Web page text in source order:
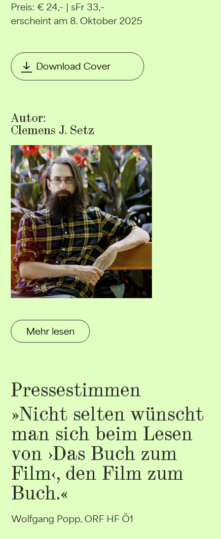
Preis: € 24,– | sFr 33,–
erscheint am 8. Oktober 2025
Download Cover
Autor:
Clemens J. Setz
Mehr lesen
Pressestimmen
»Nicht selten wünscht
man sich beim Lesen
von ›Das Buch zum
Film‹, den Film zum
Buch.«
Wolfgang Popp, ORF HF Ö1